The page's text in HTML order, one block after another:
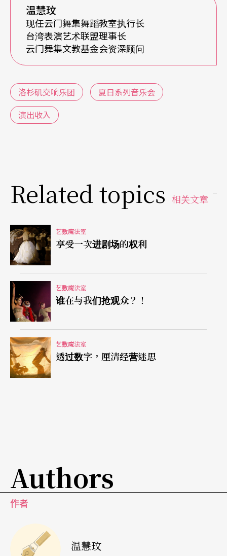
需加上行政宣传推广等支出，左算右算都入不敷
出，心里纳闷著如何弥补资金缺口，后来有机会与
当地从事艺术管理的朋友聊起来，知道弥补资金缺
口的方法：是公部门的补助支援以及乐团每年自行
之五十至六十左右。公部门每年可能有一万二千至
二万美金不等的补助，其余不足的经费则由交响乐
担经费。
至二十，而根据澳洲艺术行销网站所提供的行销预
算秘诀，则建议下列三个指标：（一）免费活动以
制作成本的百分之二十作为合理指标，（二）卖票
活动则以预估营收的百分之二十为准，（三）较大
行且具有定期演出模式的机构，年度行销预算大约
是总成本的百分之十至百分之十五，至多不超过营
业收入（自赚收入）的百分之二十八。
经常听到表演艺术团队说门票销售困难，经费不
反而可能愈容易造成门票销售困难与其坐困愁城，
倒不如大胆的依照年度预估的演出收入（含门票收
入）或是年度预估制作经费编列行销经费预算，如
以一年五百万的演出收入计算，则一年应约有一百
万行销经费，真的也不是一个小数字。到底要将多
温慧玟
现任云门舞集舞蹈教室执行长
台湾表演艺术联盟理事长
云门舞集文教基金会资深顾问
洛杉矶交响乐团
夏日系列音乐会
演出收入
Related topics 相关文章
艺数魔法室
享受一次进剧场的权利
艺数魔法室
谁在与我们抢观众？！
艺数魔法室
透过数字，厘清经营迷思
Authors
作者
温慧玟